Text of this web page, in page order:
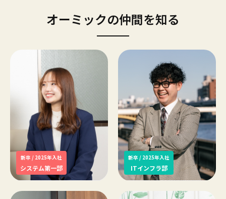
オーミックの仲間を知る
新卒 / 2025年入社
システム第一部
新卒 / 2025年入社
ITインフラ部